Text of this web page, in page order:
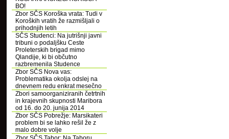
BO!
Zbor SČS Koroška vrata: Tudi v
Koroških vratih že razmišljali o
prihodnjih letih
SČS Studenci: Na jutrišnji javni
tribuni o podaljšku Ceste
Proleterskih brigad mimo
Qlandije, ki bi občutno
razbremenila Studence
Zbor SČS Nova vas:
Problematika okolja odslej na
dnevnem redu enkrat mesečno
Zbori samoorganiziranih četrtnih
in krajevnih skupnosti Maribora
od 16. do 20. junija 2014
Zbor SČS Pobrežje: Marsikateri
problem bi se lahko rešil že z
malo dobre volje